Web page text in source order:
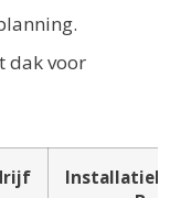
dak voor